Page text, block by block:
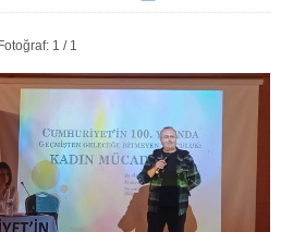
Fotoğraf: 1 / 1